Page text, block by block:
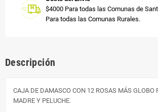
$4000 Para todas las Comunas de
Para todas las Comunas Rurales.
Descripción
CAJA DE DAMASCO CON 12 ROSAS MÁS GLOBO
MADRE Y PELUCHE.